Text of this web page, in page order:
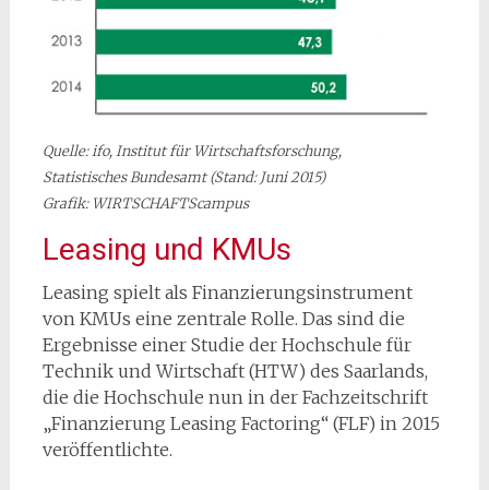
Quelle: ifo, Institut für Wirtschaftsforschung,
Statistisches Bundesamt (Stand: Juni 2015)
Grafik: WIRTSCHAFTScampus
Leasing und KMUs
Leasing spielt als Finanzierungsinstrument
von KMUs eine zentrale Rolle. Das sind die
Ergebnisse einer Studie der Hochschule für
Technik und Wirtschaft (HTW) des Saarlands,
die die Hochschule nun in der Fachzeitschrift
„Finanzierung Leasing Factoring“ (FLF) in 2015
veröffentlichte.